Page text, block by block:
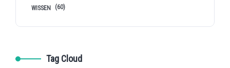
WISSEN (60)
Tag Cloud